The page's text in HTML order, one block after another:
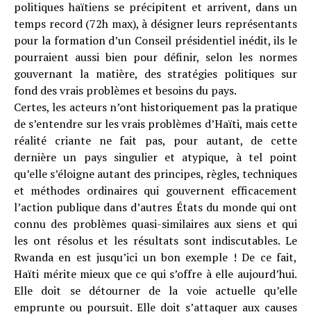
politiques haïtiens se précipitent et arrivent, dans un
temps record (72h max), à désigner leurs représentants
pour la formation d’un Conseil présidentiel inédit, ils le
pourraient aussi bien pour définir, selon les normes
gouvernant la matière, des stratégies politiques sur
fond des vrais problèmes et besoins du pays.
Certes, les acteurs n’ont historiquement pas la pratique
de s’entendre sur les vrais problèmes d’Haïti, mais cette
réalité criante ne fait pas, pour autant, de cette
dernière un pays singulier et atypique, à tel point
qu’elle s’éloigne autant des principes, règles, techniques
et méthodes ordinaires qui gouvernent efficacement
l’action publique dans d’autres États du monde qui ont
connu des problèmes quasi-similaires aux siens et qui
les ont résolus et les résultats sont indiscutables. Le
Rwanda en est jusqu’ici un bon exemple ! De ce fait,
Haïti mérite mieux que ce qui s’offre à elle aujourd’hui.
Elle doit se détourner de la voie actuelle qu’elle
emprunte ou poursuit. Elle doit s’attaquer aux causes